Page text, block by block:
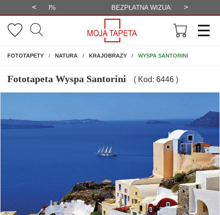
< BEZPŁATNA WIZUALIZACJA >
FOTOTAPETYNA ŚCIANĘ
NATURA KRAJOBRAZY WYSPA SANTORINI
Fototapeta Wyspa Santorini ( Kod: 6446 )